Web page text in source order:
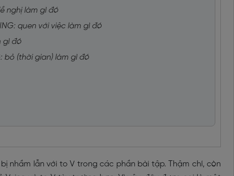
nghị làm gì đó
quen với việc làm gì đó
gì đó
bỏ (thời gian) làm gì đó
nhầm lẫn với to V trong các phần bài tập. Thậm chí, còn